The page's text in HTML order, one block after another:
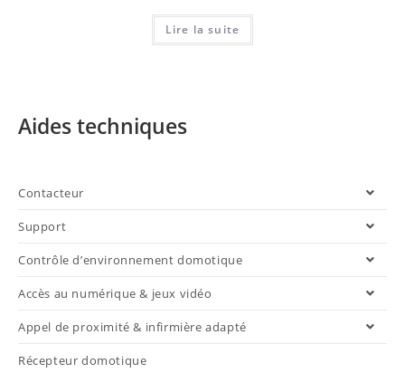
Lire la suite
Aides techniques
Contacteur
Support
Contrôle d’environnement domotique
Accès au numérique & jeux vidéo
Appel de proximité & infirmière adapté
Récepteur domotique